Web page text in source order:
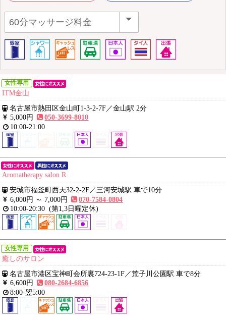
女性専用
ITM金山
名古屋市熱田区金山町1-3-2-7F／金山駅 2分
5,000円
050-3699-8010
10:00-21:00
Aromatherapy salon R
安城市福釜町西天32-2-2F／三河安城駅 車で10分
6,000円 ～ 7,000円
070-7584-0804
10:00-20:30 (第1,3日曜定休)
女性専用
癒しのサロン
名古屋市港区宝神町会所裏724-23-1F／荒子川公園駅 車で8分
6,600円
080-2684-6856
8:00-翌5:00